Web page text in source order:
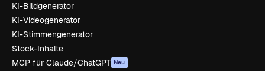
KI-Bildgenerator
KI-Videogenerator
KI-Stimmengenerator
Stock-Inhalte
MCP für Claude/ChatGPT Neu